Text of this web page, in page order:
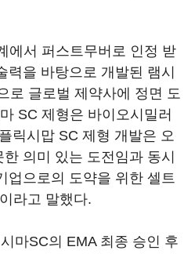
에서 퍼스트무버로 인정 받
력을 바탕으로 개발된 램시
로 글로벌 제약사에 정면 도
SC 제형은 바이오시밀러
릭시맙 SC 제형 개발은 오
의미 있는 도전임과 동시
업으로의 도약을 위한 셀트
라고 말했다.
마SC의 EMA 최종 승인 후